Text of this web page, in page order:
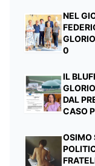
NEL
0
IL
DAL
CASO
OSIMO